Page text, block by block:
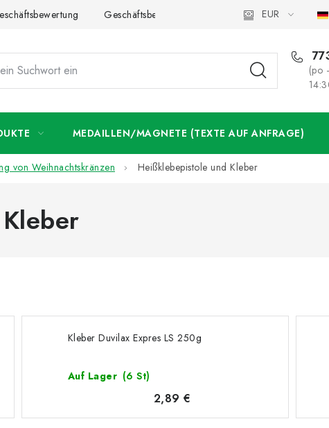
Geschäftsbedingungen Datenschutzerklärung
EUR
(po
MEDAILLEN/MAGNETE (TEXTE AUF ANFRAGE)
von Weihnachtskränzen Heißklebepistole und Kleber
Kleber Duvilax Expres LS 250g
Auf Lager (6 St)
2,89 €